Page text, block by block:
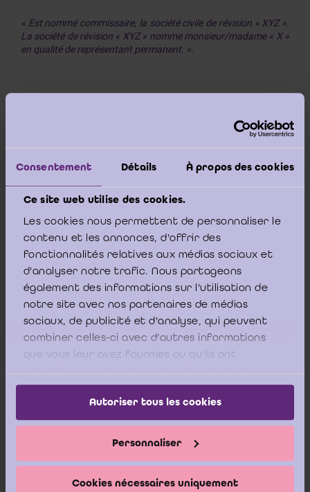
Consentement Détails À propos des cookies
Ce site web utilise des cookies.
Les cookies nous permettent de personnaliser le
contenu et les annonces, d'offrir des
fonctionnalités relatives aux médias sociaux et
d'analyser notre trafic. Nous partageons
également des informations sur l'utilisation de
notre site avec nos partenaires de médias
sociaux, de publicité et d'analyse, qui peuvent
combiner celles-ci avec d'autres informations
que vous leur avez fournies ou qu'ils ont
services.
Autoriser tous les cookies
Personnaliser
Cookies nécessaires uniquement
« Est nommé commissaire, la société civile de révision « XYZ ».
La société de révision « XYZ » nomme monsieur/madame « X »
en qualité de représentant permanent. ».
comme une nomination intuitu personae. La nomination d’un
représentant permanent risque d’être considérée comme
comme suit: « La société nomme comme commissaire la
Par dérogation au principe général, l’assemblée générale qui
confie la mission de commissaire à une société de révision peut
en effet explicitement décider qu’elle ne procède à cette
nomination qu’en considération de la désignation intuitu
personae de telle personne physique comme représentant
permanent. Celui-ci ne pourra alors être remplacé que par
décision de l’assemblée générale, le cas échéant, après accord
du conseil d’entreprise. »
Il résulte de ce texte que si le représentant permanent du
générale, le mandat se poursuivra lors du décès du
représentant permanent et le cabinet nommera un nouveau
permanent a été nommé par l’assemblée générale, le mandat
sera considéré comme ayant été donnéintuitu personae